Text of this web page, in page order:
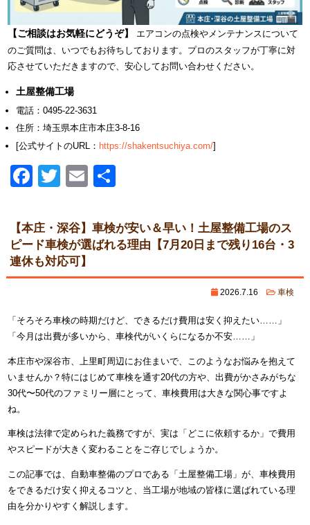
【ご相談はお気軽にどうぞ】
エアコンの点検やメンテナンスについて
のご質問は、いつでもお待ちしております。プロのスタッフが丁寧に対
応させていただきますので、安心してお問い合わせください。
土屋整備工場
電話：0495-22-3631
住所：埼玉県本庄市本庄3-8-16
[公式サイトのURL： https://shakentsuchiya.com/]
Facebook
TwitterEmail
【本庄・深谷】車検が安い＆早い！土屋整備工場のス
ピード車検が選ばれる理由【7月20日まで残り16台・3
連休も対応可】
2026.7.16 車検
「そろそろ車検の時期だけど、できるだけ費用は安く抑えたい……」
「今月は出費が多いから、車検代がいくらになるか不安……」
本庄市や深谷市、上里町周辺にお住まいで、このようなお悩みを抱えて
いませんか？特にはじめて車検を通す20代の方や、出費がかさみがちな
30代〜50代のファミリー層にとって、車検費用は大きな関心事ですよ
ね。
車検は法律で定められた義務ですが、実は「どこに依頼するか」で費用
やスピードが大きく変わることをご存じでしょうか。
この記事では、自動車整備のプロである「土屋整備工場」が、車検費用
をできるだけ安く抑えるコツと、当工場が地域の皆様に選ばれている理
由を分かりやすく解説します。